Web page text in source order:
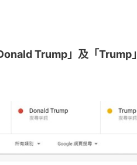
Donald Trump」及「